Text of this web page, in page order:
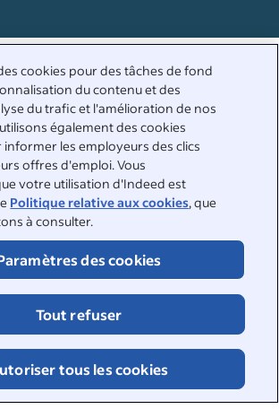
cookies pour des tâches de fond
du contenu et des
du trafic et l'amélioration de nos
également des cookies
informer les employeurs des clics
offres d'emploi. Vous
votre utilisation d'Indeed est
Politique relative aux cookies, que
à consulter.
des cookies
Tout refuser
tous les cookies
à vos côtés
aux questions les plus courantes,
d'aide ou contactez-nous